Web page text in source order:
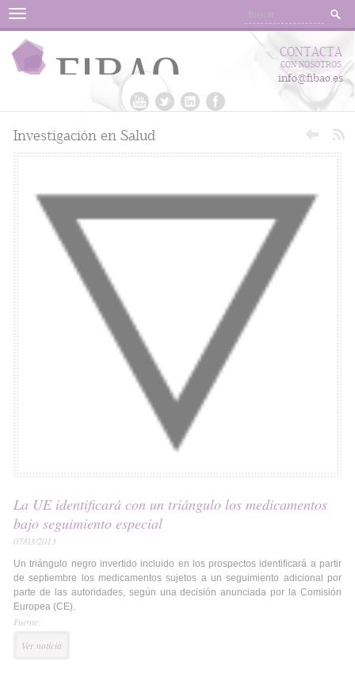
Menu
CONTACTA
CON NOSOTROS
info@fibao.es
Investigación en Salud
La UE identificará con un triángulo los medicamentos
bajo seguimiento especial
07/03/2013
Un triángulo negro invertido incluido en los prospectos identificará a partir
de septiembre los medicamentos sujetos a un seguimiento adicional por
parte de las autoridades, según una decisión anunciada por la Comisión
Europea (CE).
Fuente:
Ver noticia